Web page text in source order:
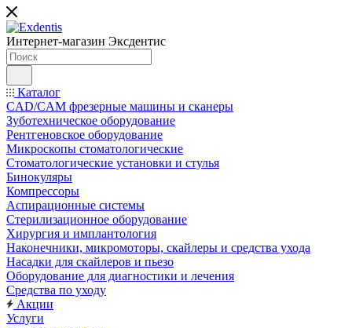
Интернет-магазин Эксдентис
Каталог
CAD/CAM фрезерные машины и сканеры
Зуботехническое оборудование
Рентгеновское оборудование
Микроскопы стоматологические
Стоматологические установки и стулья
Бинокуляры
Компрессоры
Аспирационные системы
Стерилизационное оборудование
Хирургия и имплантология
Наконечники, микромоторы, скайлеры и средства ухода
Насадки для скайлеров и пьезо
Оборудование для диагностики и лечения
Средства по уходу
Акции
Услуги